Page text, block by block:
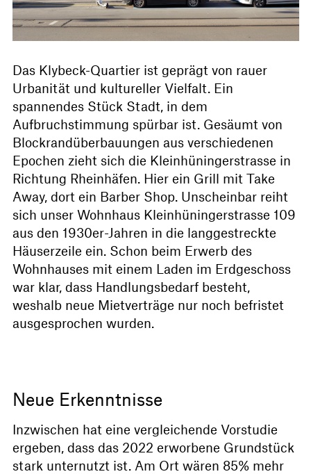
Das Klybeck-Quartier ist geprägt von rauer
Urbanität und kultureller Vielfalt. Ein
spannendes Stück Stadt, in dem
Aufbruchstimmung spürbar ist. Gesäumt von
Blockrandüberbauungen aus verschiedenen
Epochen zieht sich die Kleinhüningerstrasse in
Richtung Rheinhäfen. Hier ein Grill mit Take
Away, dort ein Barber Shop. Unscheinbar reiht
sich unser Wohnhaus Kleinhüningerstrasse 109
aus den 1930er-Jahren in die langgestreckte
Häuserzeile ein. Schon beim Erwerb des
Wohnhauses mit einem Laden im Erdgeschoss
war klar, dass Handlungsbedarf besteht,
weshalb neue Mietverträge nur noch befristet
ausgesprochen wurden.
Neue Erkenntnisse
Inzwischen hat eine vergleichende Vorstudie
ergeben, dass das 2022 erworbene Grundstück
stark unternutzt ist. Am Ort wären 85% mehr